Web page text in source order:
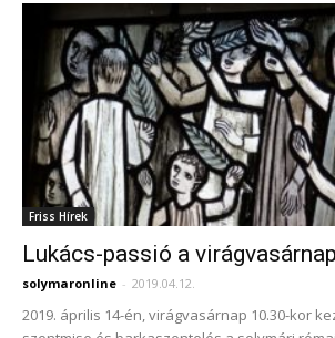
Friss Hírek
Lukács-passió a
solymaronline - 2019.04.12.
2019. április 14-én, virágvasárnap 10.30-kor